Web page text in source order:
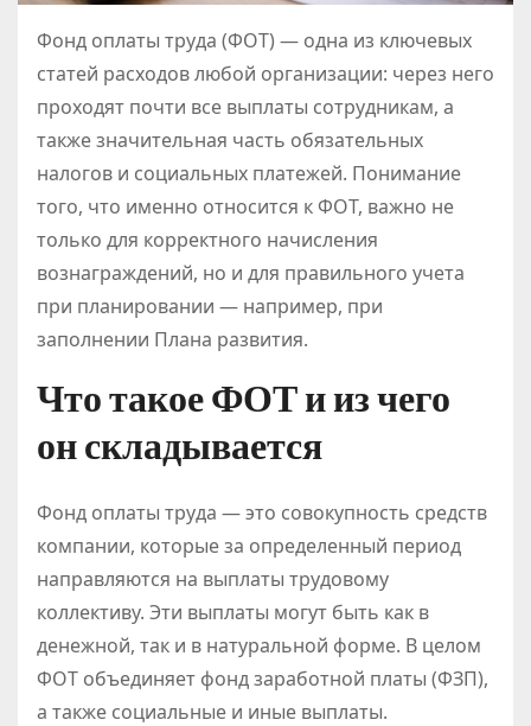
Фонд оплаты труда (ФОТ) — одна из ключевых
статей расходов любой организации: через него
проходят почти все выплаты сотрудникам, а
также значительная часть обязательных
налогов и социальных платежей. Понимание
того, что именно относится к ФОТ, важно не
только для корректного начисления
вознаграждений, но и для правильного учета
при планировании — например, при
заполнении Плана развития.
Что такое ФОТ и из чего
он складывается
Фонд оплаты труда — это совокупность средств
компании, которые за определенный период
направляются на выплаты трудовому
коллективу. Эти выплаты могут быть как в
денежной, так и в натуральной форме. В целом
ФОТ объединяет фонд заработной платы (ФЗП),
а также социальные и иные выплаты.